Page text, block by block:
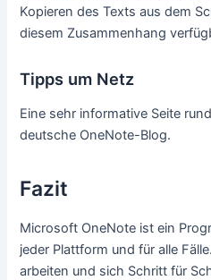
Kopieren des Texts aus dem
diesem Zusammenhang
Tipps um Netz
Eine sehr informative Seite
deutsche OneNote-Blog.
Fazit
Microsoft OneNote ist ein
jeder Plattform und für alle
arbeiten und sich Schritt für